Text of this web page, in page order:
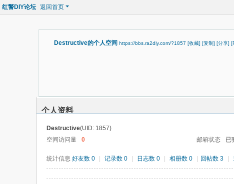
红警DIY论坛 返回首页
Destructive的个人空间 https://bbs.ra2diy.com/?1857 [收藏] [复制] [分享]
个人资料
Destructive(UID: 1857)
空间访问量
0 邮箱状态 已
统计信息 好友数 0 记录数 0 日志数 0 相册数 0 回帖数 3